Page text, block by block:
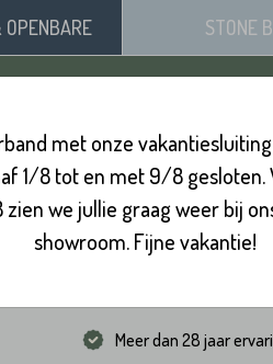
OPENBARE STONE
SIERGRIND & SPLIT
Mixed Colors
Meer dan 28 jaar
met onze
1/8 tot en met 9/8 gesloten.
zien we jullie graag weer bij
showroom. Fijne vakantie!